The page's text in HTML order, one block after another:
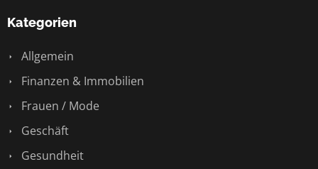
Kategorien
Allgemein
Finanzen & Immobilien
Frauen / Mode
Geschäft
Gesundheit